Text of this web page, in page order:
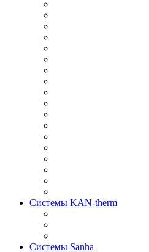
Системы KAN-therm
Системы Sanha